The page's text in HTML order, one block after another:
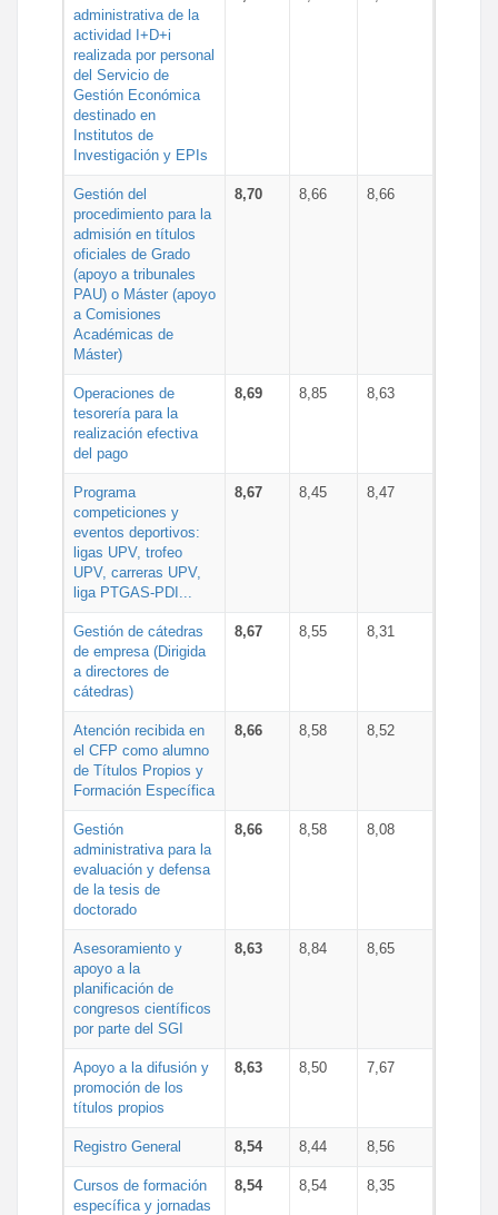
administrativa de la
actividad I+D+i
realizada por personal
del Servicio de
Gestión Económica
destinado en
Institutos de
Investigación y EPIs
Gestión del
procedimiento para la
admisión en títulos
oficiales de Grado
(apoyo a tribunales
PAU) o Máster (apoyo
a Comisiones
Académicas de
Máster)
8,70 8,66 8,66
Operaciones de
tesorería para la
realización efectiva
del pago
8,69 8,85 8,63
Programa
competiciones y
eventos deportivos:
ligas UPV, trofeo
UPV, carreras UPV,
liga PTGAS-PDI...
8,67 8,45 8,47
Gestión de cátedras
de empresa (Dirigida
a directores de
cátedras)
8,67 8,55 8,31
Atención recibida en
el CFP como alumno
de Títulos Propios y
Formación Específica
8,66 8,58 8,52
Gestión
administrativa para la
evaluación y defensa
de la tesis de
doctorado
8,66 8,58 8,08
Asesoramiento y
apoyo a la
planificación de
congresos científicos
por parte del SGI
8,63 8,84 8,65
Apoyo a la difusión y
promoción de los
títulos propios
8,63 8,50 7,67
Registro General 8,54 8,44 8,56
Cursos de formación
específica y jornadas
8,54 8,54 8,35